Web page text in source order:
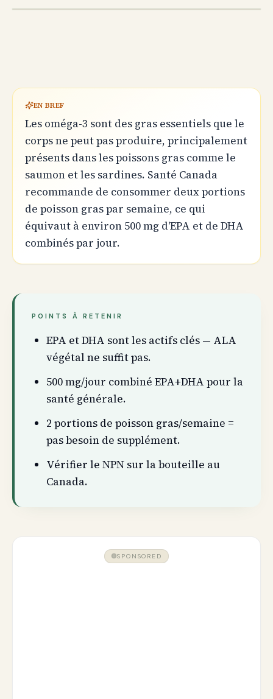
EN BREF
Les oméga-3 sont des gras essentiels que le
corps ne peut pas produire, principalement
présents dans les poissons gras comme le
saumon et les sardines. Santé Canada
recommande de consommer deux portions
de poisson gras par semaine, ce qui
équivaut à environ 500 mg d'EPA et de DHA
combinés par jour.
POINTS À RETENIR
EPA et DHA sont les actifs clés — ALA
végétal ne suffit pas.
500 mg/jour combiné EPA+DHA pour la
santé générale.
2 portions de poisson gras/semaine =
pas besoin de supplément.
Vérifier le NPN sur la bouteille au
Canada.
SPONSORED